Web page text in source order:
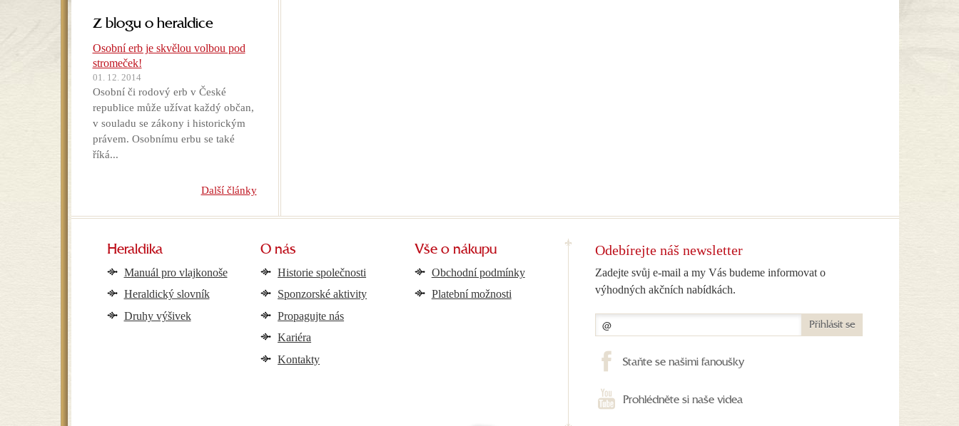
Z blogu o heraldice
Osobní erb je skvělou volbou pod
stromeček!
01. 12. 2014
Osobní či rodový erb v České
republice může užívat každý občan,
v souladu se zákony i historickým
právem. Osobnímu erbu se také
říká...
Další články
Heraldika
Manuál pro vlajkonoše
Heraldický slovník
Druhy výšivek
O nás
Historie společnosti
Sponzorské aktivity
Propagujte nás
Kariéra
Kontakty
Vše o nákupu
Obchodní podmínky
Platební možnosti
Odebírejte náš newsletter
Zadejte svůj e-mail a my Vás budeme informovat o
výhodných akčních nabídkách.
Přihlásit se
Staňte se našimi fanoušky
Prohlédněte si naše videa